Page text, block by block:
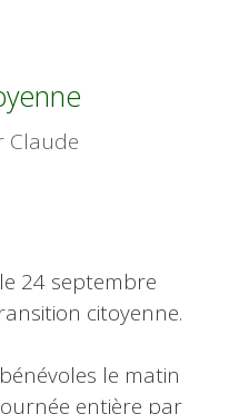
Claude
24 septembre
citoyenne.
le matin
entière par